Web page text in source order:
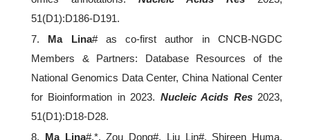
51(D1):D186-D191.
7. Ma Lina# as co-first author in CNCB-NGDC
Members & Partners: Database Resources of the
National Genomics Data Center, China National Center
for Bioinformation in 2023. Nucleic Acids Res 2023,
51(D1):D18-D28.
8. Ma Lina#,*, Zou Dong#, Liu Lin#, Shireen Huma,